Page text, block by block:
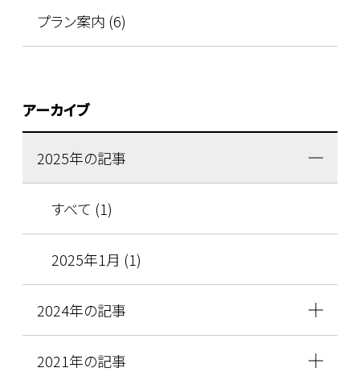
プラン案内 (6)
アーカイブ
2025年の記事
すべて (1)
2025年1月 (1)
2024年の記事
2021年の記事